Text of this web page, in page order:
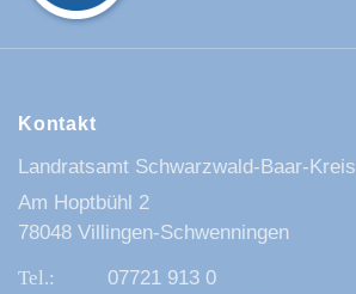
Kontakt
Landratsamt Schwarzwald-Baar-Kreis
Am Hoptbühl 2
78048 Villingen-Schwenningen
07721 913 0